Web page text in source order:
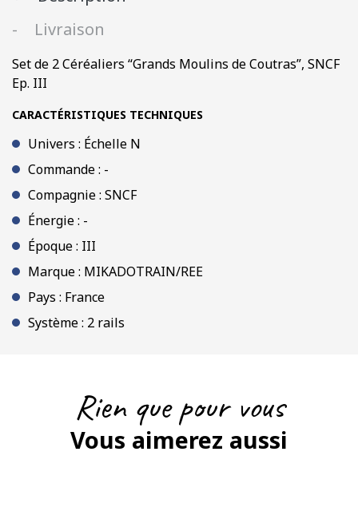
SNCF
III
Livraison
Set de 2 Céréaliers “Grands Moulins de Coutras”, SNCF
Ep. III
CARACTÉRISTIQUES TECHNIQUES
Univers : Échelle N
Commande : -
Compagnie : SNCF
Énergie : -
Époque : III
Marque : MIKADOTRAIN/REE
Pays : France
Système : 2 rails
Rien que pour vous
Vous aimerez aussi